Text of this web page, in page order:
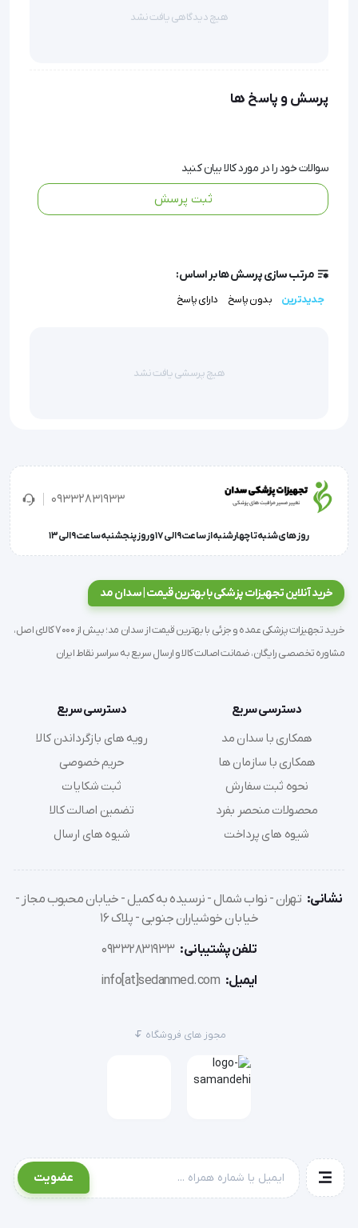
شرکت سازنده :مدیسانا - Medisana
رنگ :سفید نقره ای
تعداد کاربر :
2 نفر
دخیره 99 رکورد برای هرنفر
نشانگر تاریخ و ساعت
نوع محصول : فشارسنج مچی دیجیتال شرکت سازنده : مدیسانا -
هیچ دیدگاهی یافت نشد
پرسش و پاسخ ها
سوالات خود را در مورد کالا بیان کنید
ثبت پرسش
مرتب سازی پرسش ها بر اساس:
جدیدترین بدون پاسخ دارای پاسخ
هیچ پرسشی یافت نشد
09332831933
روز های شنبه تا چهارشنبه از ساعت 9 الی 17 و روز پنجشنبه ساعت 9 الی 13
خرید آنلاین تجهیزات پزشکی با بهترین قیمت | سدان مد
خرید تجهیزات پزشکی عمده و جزئی با بهترین قیمت از سدان مد؛ بیش از 7000 کالای اصل،
مشاوره تخصصی رایگان، ضمانت اصالت کالا و ارسال سریع به سراسر نقاط ایران
دسترسی سریع
همکاری با سدان مد
همکاری با سازمان ها
نحوه ثبت سفارش
محصولات منحصر بفرد
شیوه های پرداخت
دسترسی سریع
رویه های بازگرداندن کالا
حریم خصوصی
ثبت شکایات
تضمین اصالت کالا
شیوه های ارسال
نشانی: تهران - نواب شمال - نرسیده به کمیل - خیابان محبوب مجاز -
خیابان خوشیاران جنوبی - پلاک 16
تلفن پشتیبانی: 09332831933
ایمیل: info[at]sedanmed.com
مجوز های فروشگاه
عضویت